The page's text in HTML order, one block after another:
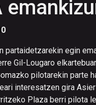
partaidetzarekin egin
Gil-Lougaro
pilotarekin parte
interesatzen gira
Plaza berri pilota